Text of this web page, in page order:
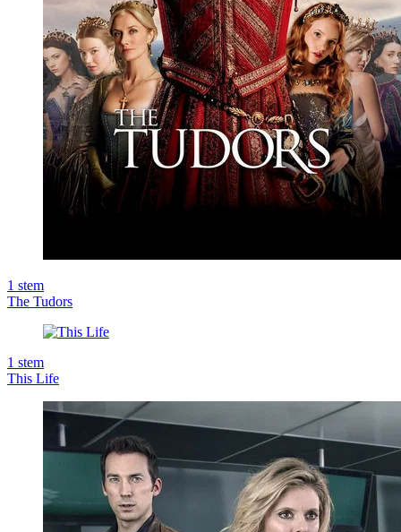
1 stem
The Tudors
1 stem
This Life